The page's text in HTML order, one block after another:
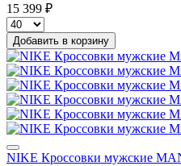
15 399 ₽
Добавить в корзину
NIKE Кроссовки мужские